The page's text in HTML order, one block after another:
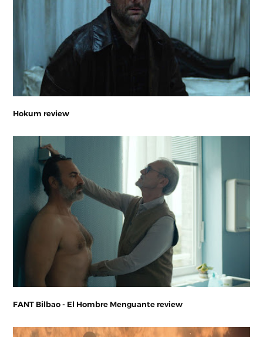
Hokum review
FANT Bilbao - El Hombre Menguante review